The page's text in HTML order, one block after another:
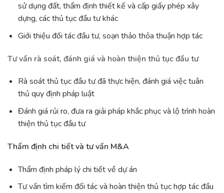
sử dụng đất, thẩm định thiết kế và cấp giấy phép xây
dựng, các thủ tục đầu tư khác
Giới thiệu đối tác đầu tư, soạn thảo thỏa thuận hợp tác
Tư vấn rà soát, đánh giá và hoàn thiện thủ tục đầu tư
Rà soát thủ tục đầu tư đã thực hiện, đánh giá việc tuân
thủ quy định pháp luật
Đánh giá rủi ro, đưa ra giải pháp khắc phục và lộ trình hoàn
thiện thủ tục đầu tư
Thẩm định chi tiết và tư vấn M&A
Thẩm định pháp lý chi tiết về dự án
Tư vấn tìm kiếm đối tác và hoàn thiện thủ tục hợp tác đầu